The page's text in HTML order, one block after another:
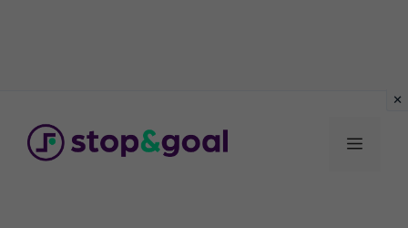
contenuto
Menu